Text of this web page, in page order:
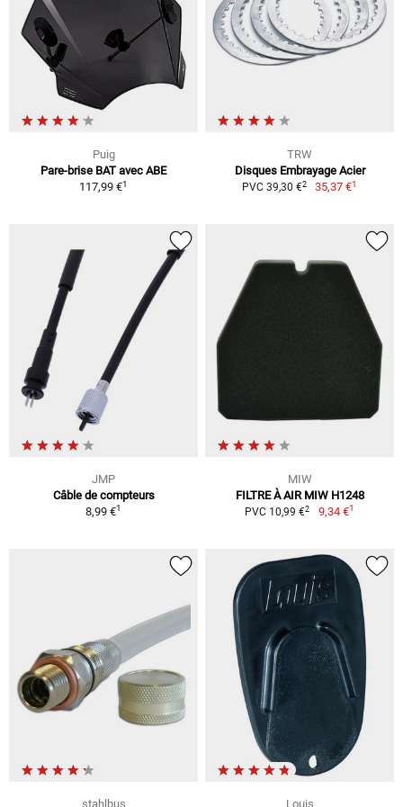
Puig
Pare-brise BAT avec ABE
117,99 €1
TRW
Disques Embrayage Acier
PVC 39,30 €2 35,37 €1
JMP
Câble de compteurs
8,99 €1
MIW
FILTRE À AIR MIW H1248
PVC 10,99 €2 9,34 €1
stahlbus Louis